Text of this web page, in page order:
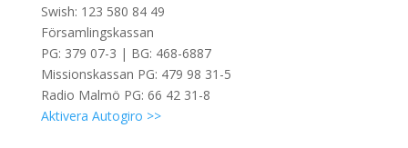
Swish: 123 580 84 49
Församlingskassan
PG: 379 07-3 | BG: 468-6887
Missionskassan PG: 479 98 31-5
Radio Malmö PG: 66 42 31-8
Aktivera Autogiro >>